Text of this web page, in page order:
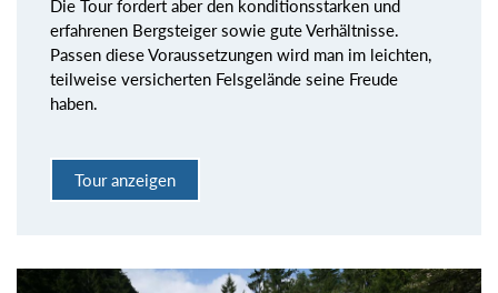
Die Tour fordert aber den konditionsstarken und
erfahrenen Bergsteiger sowie gute Verhältnisse.
Passen diese Voraussetzungen wird man im leichten,
teilweise versicherten Felsgelände seine Freude
haben.
Tour anzeigen